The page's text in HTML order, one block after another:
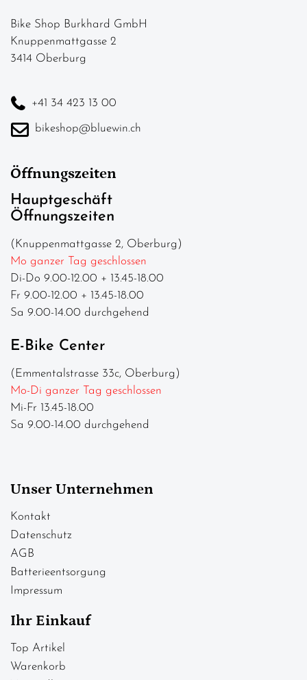
Bike Shop Burkhard GmbH
Knuppenmattgasse 2
3414 Oberburg
+41 34 423 13 00
bikeshop@bluewin.ch
Öffnungszeiten
Hauptgeschäft
Öffnungszeiten
(Knuppenmattgasse 2, Oberburg)
Mo ganzer Tag geschlossen
Di-Do 9.00-12.00 + 13.45-18.00
Fr 9.00-12.00 + 13.45-18.00
Sa 9.00-14.00 durchgehend
E-Bike Center
(Emmentalstrasse 33c, Oberburg)
Mo-Di ganzer Tag geschlossen
Mi-Fr 13.45-18.00
Sa 9.00-14.00 durchgehend
Unser Unternehmen
Kontakt
Datenschutz
AGB
Batterieentsorgung
Impressum
Ihr Einkauf
Top Artikel
Warenkorb